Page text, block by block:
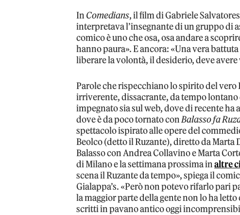
In Comedians, il film di Gabriele
interpretava l’insegnante di un gruppo di
comico è uno che osa, osa andare a
hanno paura». E ancora: «Una vera
liberare la volontà, il desiderio, deve
Parole che rispecchiano lo spirito del vero
irriverente, dissacrante, da tempo
impegnato sia sul web, dove di recente
dove è da poco tornato conBalasso fa
spettacolo ispirato alle opere del
Beolco (detto il Ruzante), diretto da
Balasso con Andrea Collavino e Marta
di Milano e la settimana prossima inaltre
scena il Ruzante da tempo», spiega il
Gialappa’s. «Però non potevo rifarlo pari
la maggior parte della gente non lo ha
scritti in pavano antico oggi